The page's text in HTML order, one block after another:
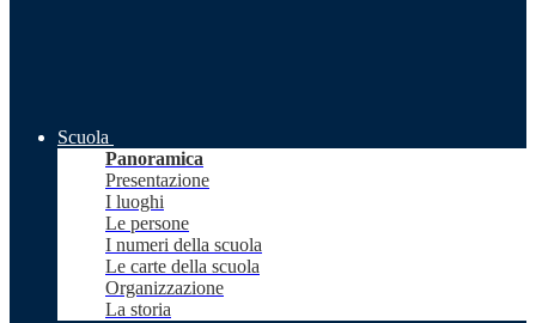
Scuola
Panoramica
Presentazione
I luoghi
Le persone
I numeri della scuola
Le carte della scuola
Organizzazione
La storia